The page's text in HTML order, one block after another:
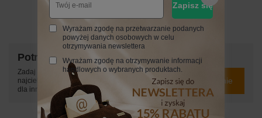
Najniższa cena z 30 dni przed obniżką:269,99 zł -40%
Potrzebujesz pomocy? Masz pytania?
Zadaj pytanie a my odpowiemy niezwłocznie,
najciekawsze pytania i odpowiedzi publikując
dla innych.
Zadaj pytanie
Zapisz się
Wyrażam zgodę na przetwarzanie podanych
powyżej danych osobowych w celu
otrzymywania newslettera
Wyrażam zgodę na otrzymywanie informacji
handlowych o wybranych produktach.